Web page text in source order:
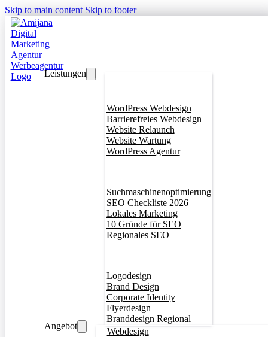
Skip to main content Skip to footer
Leistungen
WordPress Webdesign
Barrierefreies Webdesign
Website Relaunch
Website Wartung
WordPress Agentur
Suchmaschinenoptimierung
SEO Checkliste 2026
Lokales Marketing
10 Gründe für SEO
Regionales SEO
Logodesign
Brand Design
Corporate Identity
Flyerdesign
Branddesign Regional
Angebot
Webdesign